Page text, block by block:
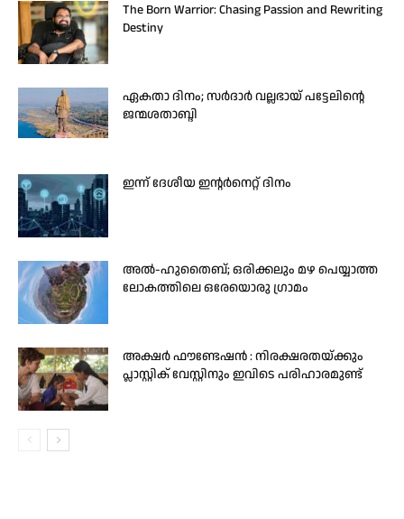
The Born Warrior: Chasing Passion and Rewriting
Destiny
ഏകതാ ദിനം; സർദാർ വല്ലഭായ് പട്ടേലിന്റെ
ജന്മശതാബ്ദി
ഇന്ന് ദേശീയ ഇന്റർനെറ്റ് ദിനം
അൽ-ഹുതൈബ്; ഒരിക്കലും മഴ പെയ്യാത്ത
ലോകത്തിലെ ഒരേയൊരു ഗ്രാമം
അക്ഷർ ഫൗണ്ടേഷൻ : നിരക്ഷരതയ്ക്കും
പ്ലാസ്റ്റിക് വേസ്റ്റിനും ഇവിടെ പരിഹാരമുണ്ട്